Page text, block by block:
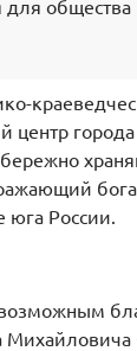
для общества
центр
бережно
юга России.